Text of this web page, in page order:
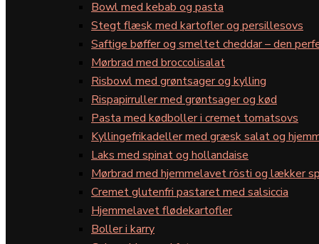
Bowl med kebab og pasta
Stegt flæsk med kartofler og persillesovs
Saftige bøffer og smeltet cheddar – den
Mørbrad med broccolisalat
Risbowl med grøntsager og kylling
Rispapirruller med grøntsager og kød
Pasta med kødboller i cremet tomatsovs
Kyllingefrikadeller med græsk salat og
Laks med spinat og hollandaise
Mørbrad med hjemmelavet rösti og lækker
Cremet glutenfri pastaret med salsiccia
Hjemmelavet flødekartofler
Boller i karry